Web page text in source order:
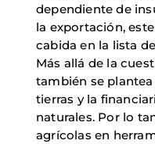
dependiente de
la exportación,
cabida en la lista
Más allá de la
también se
tierras y la
naturales. Por lo
agrícolas en